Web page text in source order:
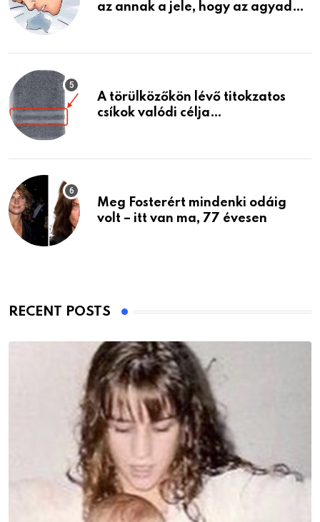
az annak a jele, hogy az agyad…
A törülközőkön lévő titokzatos
csíkok valódi célja…
Meg Fosterért mindenki odáig
volt – itt van ma, 77 évesen
RECENT POSTS